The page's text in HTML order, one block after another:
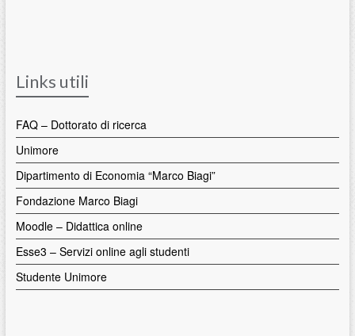
Links utili
FAQ – Dottorato di ricerca
Unimore
Dipartimento di Economia “Marco Biagi”
Fondazione Marco Biagi
Moodle – Didattica online
Esse3 – Servizi online agli studenti
Studente Unimore